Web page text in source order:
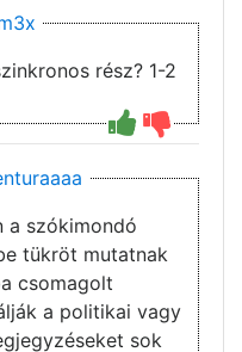
rész? 1-2
a szókimondó
tükröt mutatnak
csomagolt
a politikai vagy
sok